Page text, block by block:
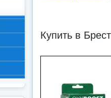
Купить в